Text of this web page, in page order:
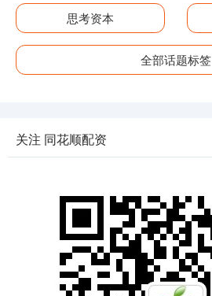
思考资本
全部话题标签
关注 同花顺配资